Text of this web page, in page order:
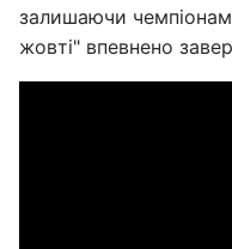
залишаючи
жовті" впевнено